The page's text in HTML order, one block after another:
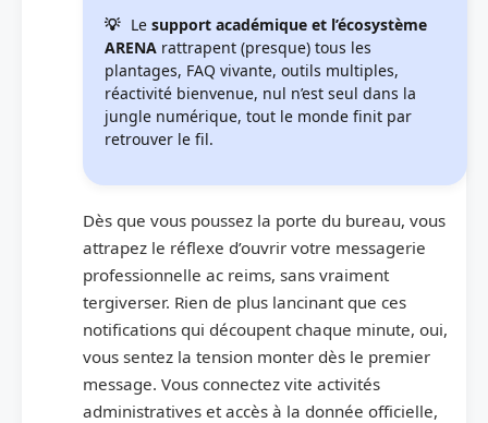
Le support académique et l’écosystème
ARENA rattrapent (presque) tous les
plantages, FAQ vivante, outils multiples,
réactivité bienvenue, nul n’est seul dans la
jungle numérique, tout le monde finit par
retrouver le fil.
Dès que vous poussez la porte du bureau, vous
attrapez le réflexe d’ouvrir votre messagerie
professionnelle ac reims, sans vraiment
tergiverser. Rien de plus lancinant que ces
notifications qui découpent chaque minute, oui,
vous sentez la tension monter dès le premier
message. Vous connectez vite activités
administratives et accès à la donnée officielle,